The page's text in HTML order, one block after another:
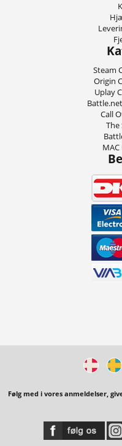
Steam
Origin
Uplay
Call
The
Følg med i vores anmeldelser,